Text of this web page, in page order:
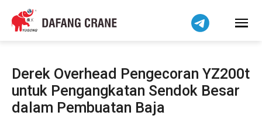
Derek Overhead Pengecoran YZ200t
untuk Pengangkatan Sendok Besar
dalam Pembuatan Baja
हिन्दी
Bahasa Melayu
বাংলা
فارسی
Pilipino